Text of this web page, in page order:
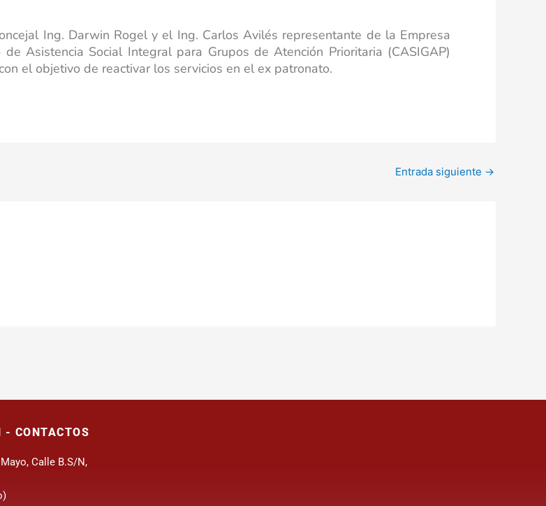
Ing. Darwin Rogel y el Ing. Carlos Avilés representante de la Empresa
Asistencia Social Integral para Grupos de Atención Prioritaria (CASIGAP)
el objetivo de reactivar los servicios en el ex patronato.
Entrada siguiente →
- CONTACTOS
Calle B.S/N,